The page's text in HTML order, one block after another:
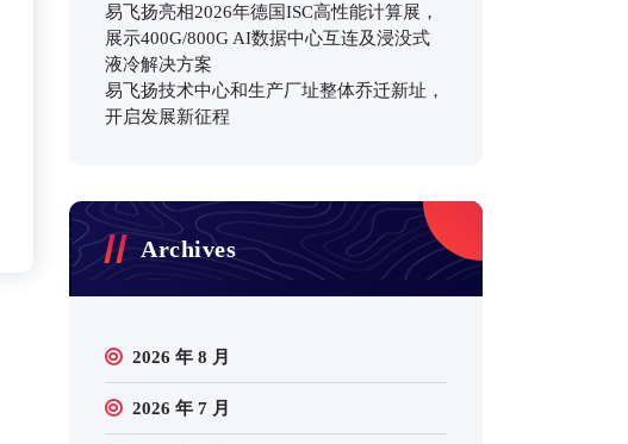
易飞扬亮相2026年德国ISC高性能计算展，
展示400G/800G AI数据中心互连及浸没式
液冷解决方案
易飞扬技术中心和生产厂址整体乔迁新址，
开启发展新征程
Archives
2026 年 8 月
2026 年 7 月